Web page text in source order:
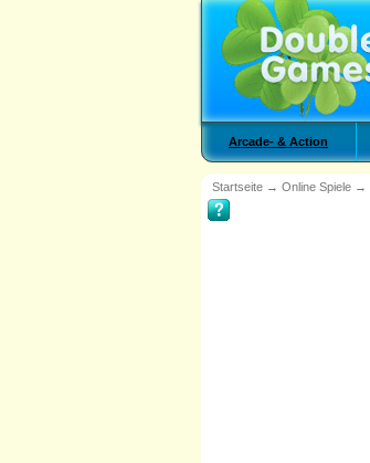
Arcade- & Action
Startseite → Online Spiele →